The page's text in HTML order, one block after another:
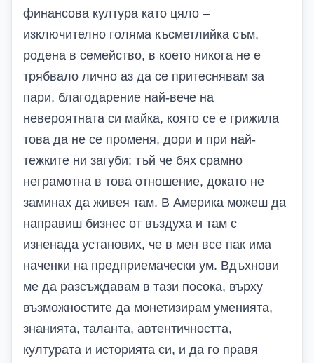
финансова култура като цяло –
изключително голяма късметлийка съм,
родена в семейство, в което никога не е
трябвало лично аз да се притеснявам за
пари, благодарение най-вече на
невероятната си майка, която се е грижила
това да не се променя, дори и при най-
тежките ни загуби; тъй че бях срамно
неграмотна в това отношение, докато не
заминах да живея там. В Америка можеш да
направиш бизнес от въздуха и там с
изненада установих, че в мен все пак има
наченки на предприемачески ум. Вдъхнови
ме да разсъждавам в тази посока, върху
възможностите да монетизирам уменията,
знанията, таланта, автентичността,
културата и историята си, и да го правя